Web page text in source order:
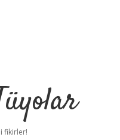
fikirler!